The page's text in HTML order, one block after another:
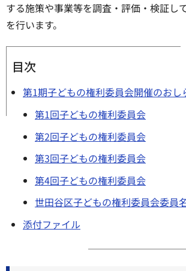
する施策や事業等を調査・評価・検証し
を行います。
目次
第1期子どもの権利委員会開催のおし
第1回子どもの権利委員会
第2回子どもの権利委員会
第3回子どもの権利委員会
第4回子どもの権利委員会
世田谷区子どもの権利委員会委員
添付ファイル